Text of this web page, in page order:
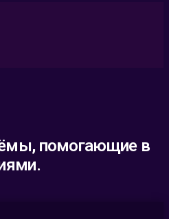
помогающие в